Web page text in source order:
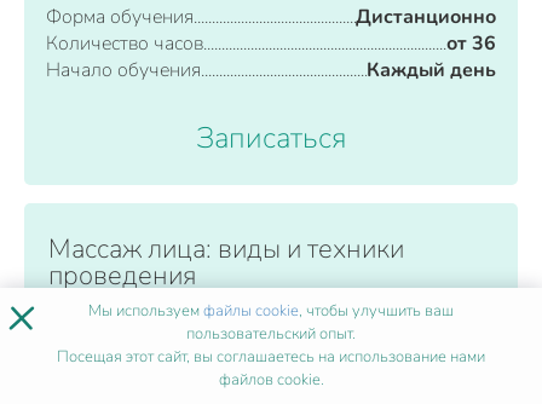
Форма обучения
Дистанционно
Количество часов
от 36
Начало обучения
Каждый день
Записаться
Массаж лица: виды и техники
проведения
Форма обучения
Дистанционно
× Мы используемфайлы cookie, чтобы улучшить ваш
пользовательский опыт.
Посещая этот сайт, вы соглашаетесь на использование нами
файлов cookie.